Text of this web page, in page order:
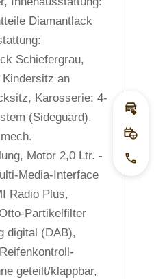
Diamantlack
Schiefergrau,
an
Karosserie: 4-
(Sideguard),
Motor 2,0 Ltr. -
Media-Interface
Radio Plus,
Partikelfilter
digital (DAB),
geteilt/klappbar,